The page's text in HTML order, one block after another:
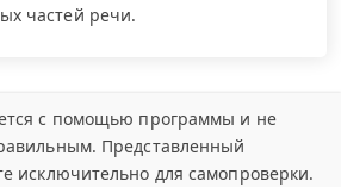
частей речи.
с помощью программы и не
Представленный
исключительно для самопроверки.